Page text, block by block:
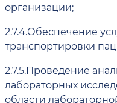
организации;
2.7.4.Обеспечение
транспортировки
2.7.5.Проведение
лабораторных
области